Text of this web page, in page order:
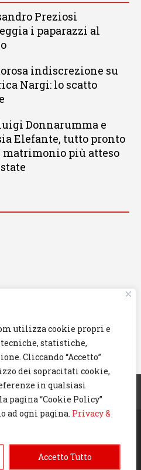
utilizza cookie propri e
statistiche,
Cliccando “Accetto”
dei sopracitati cookie,
in qualsiasi
“Cookie Policy”
ad ogni pagina. Privacy &
Accetto Tutto
Preziosi
i paparazzi al
indiscrezione su
Nargi: lo scatto
Donnarumma e
Elefante, tutto pronto
matrimonio più atteso
rights reserved.